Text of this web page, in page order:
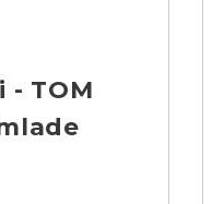
- TOM